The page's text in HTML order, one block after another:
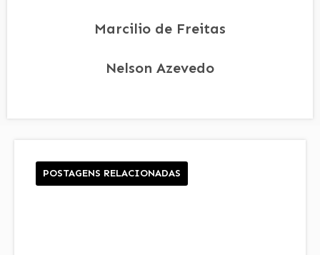
Marcilio de Freitas
Nelson Azevedo
POSTAGENS RELACIONADAS